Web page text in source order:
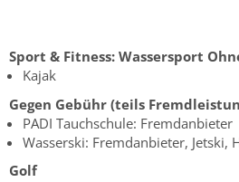
Sport & Fitness: Wassersport
Kajak
Gegen Gebühr (teils
PADI Tauchschule: Fremdanbieter
Wasserski: Fremdanbieter, Jetski,
Golf